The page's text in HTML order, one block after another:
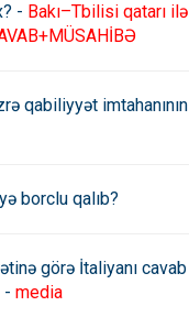
- Bakı–Tbilisi qatarı ilə
qabiliyyət imtahanının
borclu qalıb?
görə İtaliyanı cavab
- media